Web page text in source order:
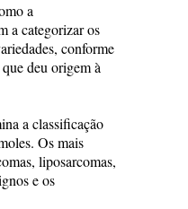
a
a categorizar os
conforme
deu origem à
a classificação
Os mais
liposarcomas,
e os